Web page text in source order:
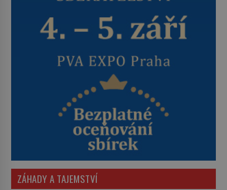
ZÁHADY A TAJEMSTVÍ